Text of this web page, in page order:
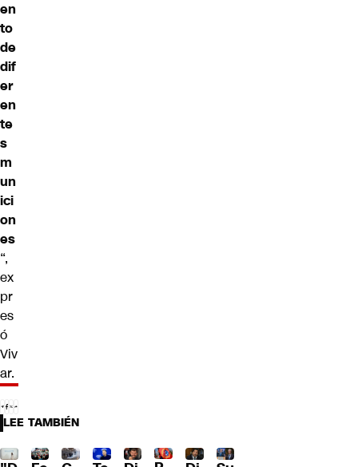
en
to
de
dif
er
en
te
s
m
un
ici
on
es
“,
ex
pr
es
ó
Viv
ar.
LEE TAMBIÉN